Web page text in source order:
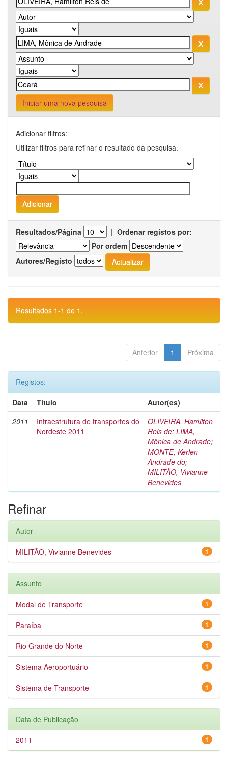
Iniciar uma nova pesquisa
Adicionar filtros:
Utilizar filtros para refinar o resultado da pesquisa.
Resultados/Página | Ordenar registos por:
Por ordem
Autores/Registo
Resultados 1-1 de 1.
Anterior 1 Próxima
Registos:
Data
Título
Autor(es)
2011
Infraestrutura de transportes do
Nordeste 2011
OLIVEIRA, Hamilton
Reis de; LIMA,
Mônica de Andrade;
MONTE, Kerlen
Andrade do;
MILITÃO, Vivianne
Benevides
Refinar
Autor
1
MILITÃO, Vivianne Benevides
Assunto
1
Modal de Transporte
1
Paraíba
1
Rio Grande do Norte
1
Sistema Aeroportuário
1
Sistema de Transporte
Data de Publicação
1
2011